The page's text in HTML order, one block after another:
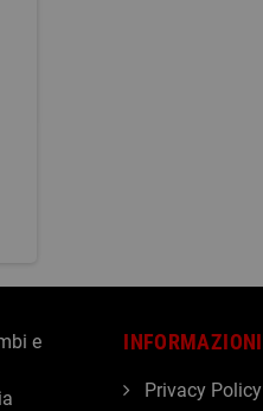
e
INFORMAZIONI
Privacy Policy